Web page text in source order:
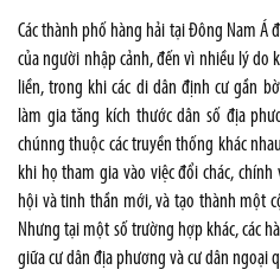
Các thành phố hàng hải tại Đông Nam Á
của người nhập cảnh, đến vì nhiều lý do
liền, trong khi các di dân định cư gần
làm gia tăng kích thước dân số địa
chúnng thuộc các truyền thống khác
khi họ tham gia vào việc đổi chác,
hội và tinh thần mới, và tạo thành một
Nhưng tại một số trường hợp khác, các
giữa cư dân địa phương và cư dân ngoại